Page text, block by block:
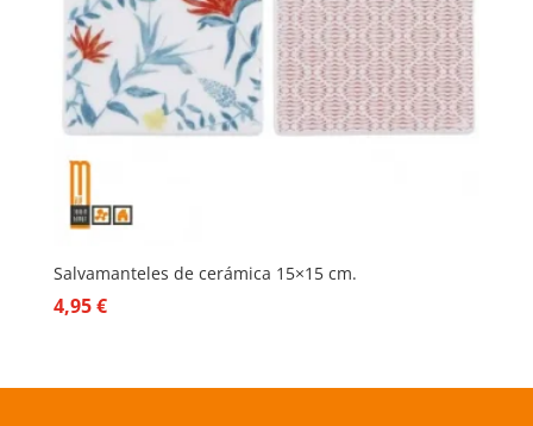
Salvamanteles de cerámica 15×15 cm.
4,95€